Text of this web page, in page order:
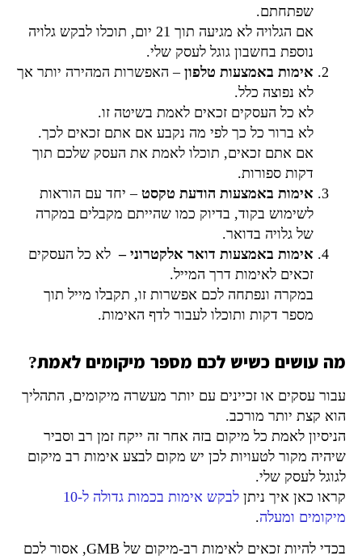
שפתחתם.
אם הגלויה לא מגיעה תוך 21 יום, תוכלו לבקש גלויה
נוספת בחשבון גוגל לעסק שלי.
אימות באמצעות טלפון – האפשרות המהירה יותר אך
לא נפוצה כלל.
לא כל העסקים זכאים לאמת בשיטה זו.
לא ברור כל כך לפי מה נקבע אם אתם זכאים לכך.
אם אתם זכאים, תוכלו לאמת את העסק שלכם תוך
דקות ספורות.
אימות באמצעות הודעת טקסט – יחד עם הוראות
לשימוש בקוד, בדיוק כמו שהייתם מקבלים במקרה
של גלויה בדואר.
אימות באמצעות דואר אלקטרוני – לא כל העסקים
זכאים לאימות דרך המייל.
במקרה ונפתחה לכם אפשרות זו, תקבלו מייל תוך
מספר דקות ותוכלו לעבור לדף האימות.
מה עושים כשיש לכם מספר מיקומים לאמת?
עבור עסקים או זכיינים עם יותר מעשרה מיקומים, התהליך
הוא קצת יותר מורכב.
הניסיון לאמת כל מיקום בזה אחר זה ייקח זמן רב וסביר
שיהיה מקור לטעויות לכן יש מקום לבצע אימות רב מיקום
לגוגל לעסק שלי.
קראו כאן איך ניתן
לבקש אימות בכמות גדולה ל-10
מיקומים ומעלה.
בכדי להיות זכאים לאימות רב-מיקום של GMB, אסור לכם